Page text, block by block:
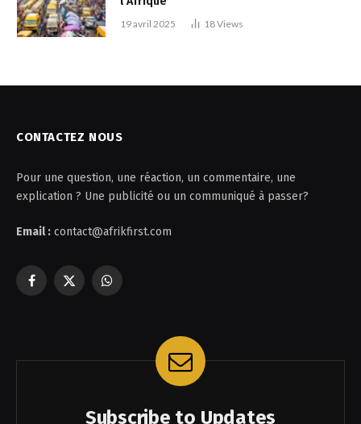
19 avril 2025 18Views
CONTACTEZ NOUS
Pour une question, une réaction, un commentaire, une
explication ? Une publicité ou un communiqué à passer?
Email : contact@afrikfirst.com
Facebook
X
WhatsApp
Subscribe to Updates